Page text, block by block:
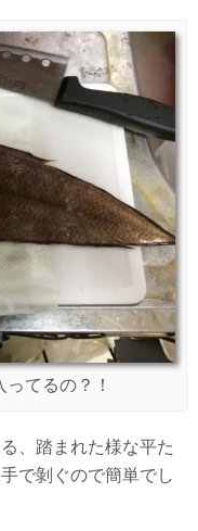
てるの？！
、踏まれた様な平た
で剝ぐので簡単でし